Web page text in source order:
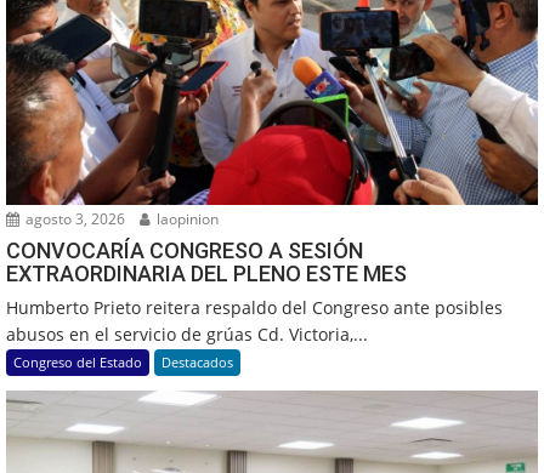
agosto 3, 2026 laopinion
CONVOCARÍA CONGRESO A SESIÓN
EXTRAORDINARIA DEL PLENO ESTE MES
Humberto Prieto reitera respaldo del Congreso ante posibles
abusos en el servicio de grúas Cd. Victoria,...
Congreso del Estado Destacados